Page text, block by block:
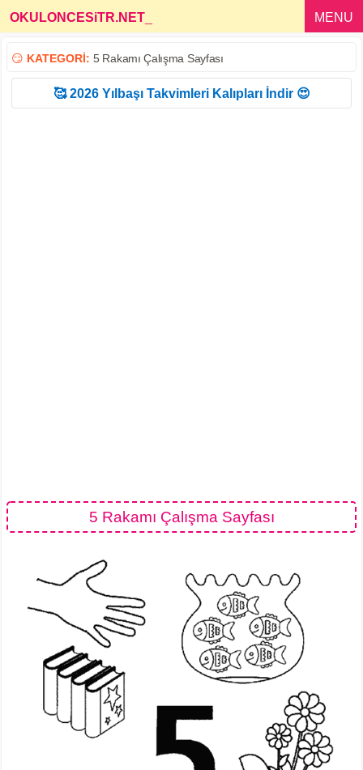
OKULONCESiTR.NET MENU
😏 KATEGORİ: 5 Rakamı Çalışma Sayfası
🥰 2026 Yılbaşı Takvimleri Kalıpları İndir 😍
5 Rakamı Çalışma Sayfası